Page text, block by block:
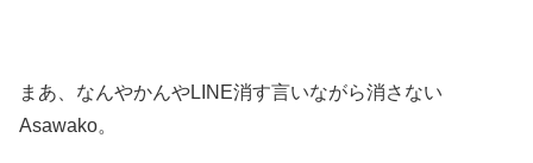
まあ、なんやかんやLINE消す言いながら消さない
Asawako。